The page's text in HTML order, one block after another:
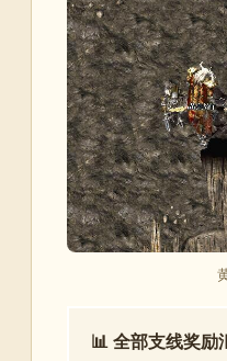
📊 全部支线奖励